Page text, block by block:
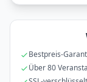
Bestpreis-
Über 80